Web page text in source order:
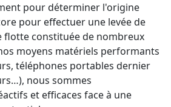
pour déterminer l'origine
pour effectuer une levée de
flotte constituée de nombreux
moyens matériels performants
téléphones portables dernier
nous sommes
et efficaces face à une